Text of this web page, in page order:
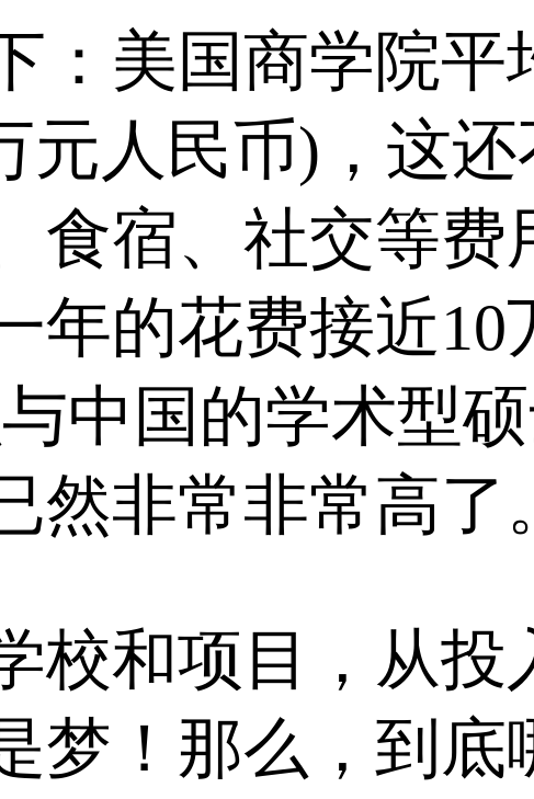
：美国商学院平
元人民币)，这
食宿、社交等费
年的花费接近10
中国的学术型
然非常非常高了
校和项目，从投
梦！那么，到底